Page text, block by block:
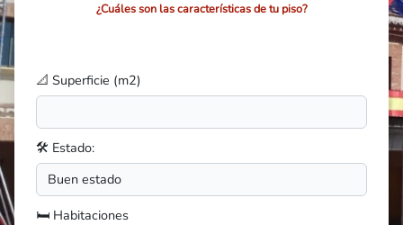
¿Cuáles son las características de tu piso?
📐 Superficie (m2)
🛠️ Estado:
🛏️ Habitaciones